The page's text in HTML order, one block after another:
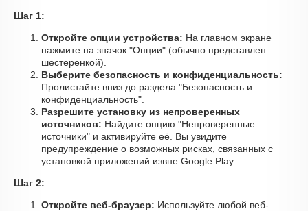
Шаг 1:
Откройте опции устройства: На главном экране
нажмите на значок "Опции" (обычно представлен
шестеренкой).
Выберите безопасность и конфиденциальность:
Пролистайте вниз до раздела "Безопасность и
конфиденциальность".
Разрешите установку из непроверенных
источников: Найдите опцию "Непроверенные
источники" и активируйте её. Вы увидите
предупреждение о возможных рисках, связанных с
установкой приложений извне Google Play.
Шаг 2:
Откройте веб-браузер: Используйте любой веб-